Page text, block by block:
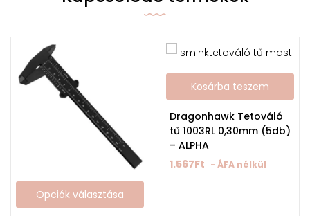
Opciók választása
Kosárba teszem
Dragonhawk Tetováló
tű 1003RL 0,30mm (5db)
– ALPHA
1.567Ft - ÁFA nélkül